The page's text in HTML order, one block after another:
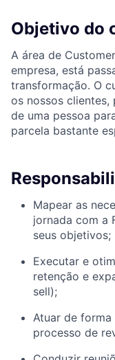
Objetivo do
A área de
empresa, está
transformação. O
os nossos clientes,
de uma pessoa
parcela bastante
Mapear as
jornada com a
seus objetivos;
Executar e
retenção e
sell);
Atuar de
processo de